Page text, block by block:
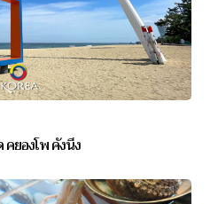
ยองโพ คังนึง